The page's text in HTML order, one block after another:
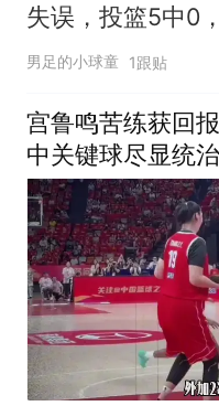
失误，投篮5中0
勋居然不如新人
男足的小球童 1跟贴
宫鲁鸣苦练获回
中关键球尽显统